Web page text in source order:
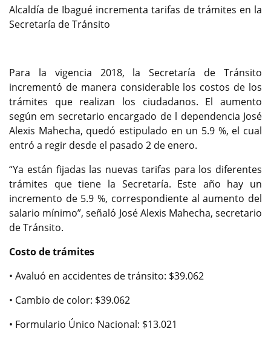
Alcaldía de Ibagué incrementa tarifas de trámites en la
Secretaría de Tránsito
Para la vigencia 2018, la Secretaría de Tránsito
incrementó de manera considerable los costos de los
trámites que realizan los ciudadanos. El aumento
según em secretario encargado de l dependencia José
Alexis Mahecha, quedó estipulado en un 5.9 %, el cual
entró a regir desde el pasado 2 de enero.
“Ya están fijadas las nuevas tarifas para los diferentes
trámites que tiene la Secretaría. Este año hay un
incremento de 5.9 %, correspondiente al aumento del
salario mínimo”, señaló José Alexis Mahecha, secretario
de Tránsito.
Costo de trámites
• Avaluó en accidentes de tránsito: $39.062
• Cambio de color: $39.062
• Formulario Único Nacional: $13.021